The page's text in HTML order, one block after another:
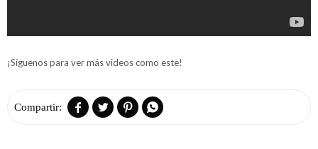
¡Síguenos para ver más videos como este!
   